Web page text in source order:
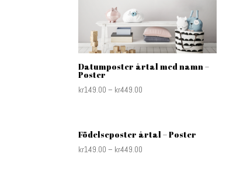
Datumposter årtal med namn –
Poster
kr149.00 – kr449.00
Födelseposter årtal – Poster
kr149.00 – kr449.00